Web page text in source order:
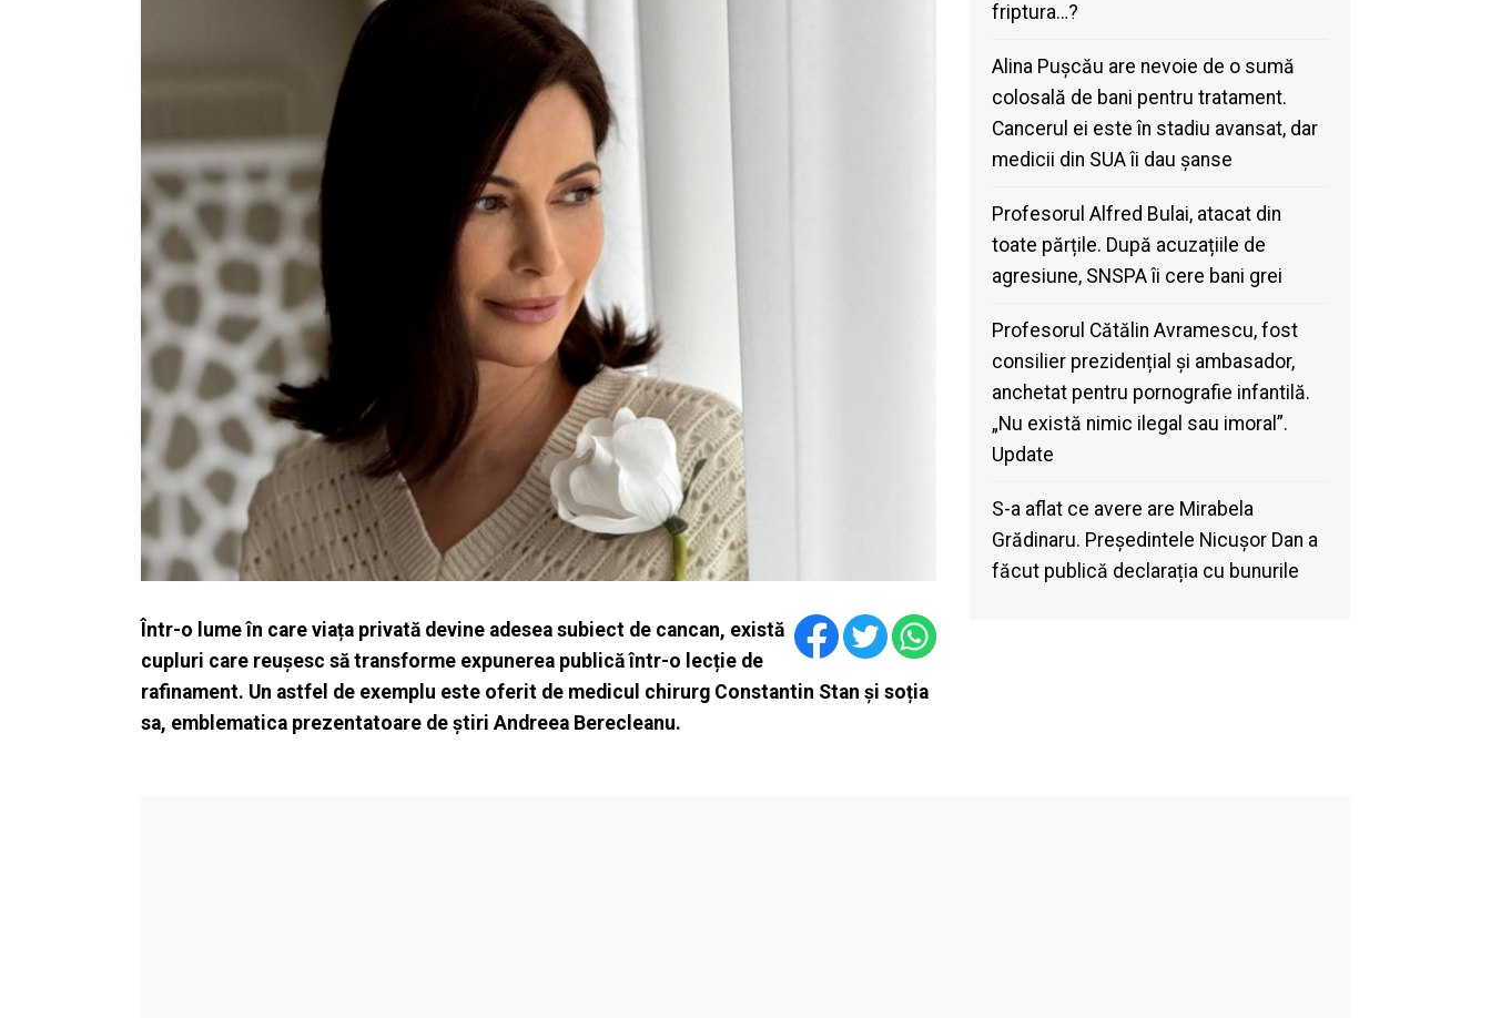
Într-o lume în care viața privată devine adesea subiect de cancan, există
cupluri care reușesc să transforme expunerea publică într-o lecție de
rafinament. Un astfel de exemplu este oferit de medicul chirurg Constantin Stan și soția
sa, emblematica prezentatoare de știri Andreea Berecleanu.
friptura…?
Alina Pușcău are nevoie de o sumă
colosală de bani pentru tratament.
Cancerul ei este în stadiu avansat, dar
medicii din SUA îi dau șanse
Profesorul Alfred Bulai, atacat din
toate părțile. După acuzațiile de
agresiune, SNSPA îi cere bani grei
Profesorul Cătălin Avramescu, fost
consilier prezidențial și ambasador,
anchetat pentru pornografie infantilă.
„Nu există nimic ilegal sau imoral”.
Update
S-a aflat ce avere are Mirabela
Grădinaru. Președintele Nicușor Dan a
făcut publică declarația cu bunurile